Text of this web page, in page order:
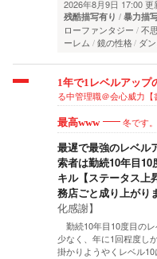
2026年8月9日 17:00 更
残酷描写有り 暴力描
ローファンタジー 不
ーレム
鏡の性格 ダ
1年で1レベルアップ
る中管理職＠会心威力【
最高www 冬です。
最遅で最強のレベル
索者は勤続10年目
キル【ステータス上
務店ごと成り上がり
化感謝】
勤続10年目10度目の
少なく、年に1回程度し
掛かりようやくレベル